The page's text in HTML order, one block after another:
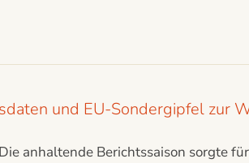
und EU-Sondergipfel zur
anhaltende Berichtssaison sorgte